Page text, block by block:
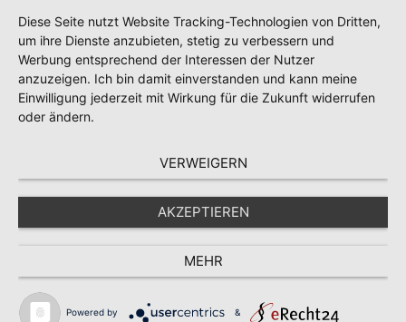
Diese Seite nutzt Website Tracking-Technologien von Dritten,
um ihre Dienste anzubieten, stetig zu verbessern und
Werbung entsprechend der Interessen der Nutzer
anzuzeigen. Ich bin damit einverstanden und kann meine
Einwilligung jederzeit mit Wirkung für die Zukunft widerrufen
oder ändern.
VERWEIGERN
AKZEPTIEREN
MEHR
Powered by &